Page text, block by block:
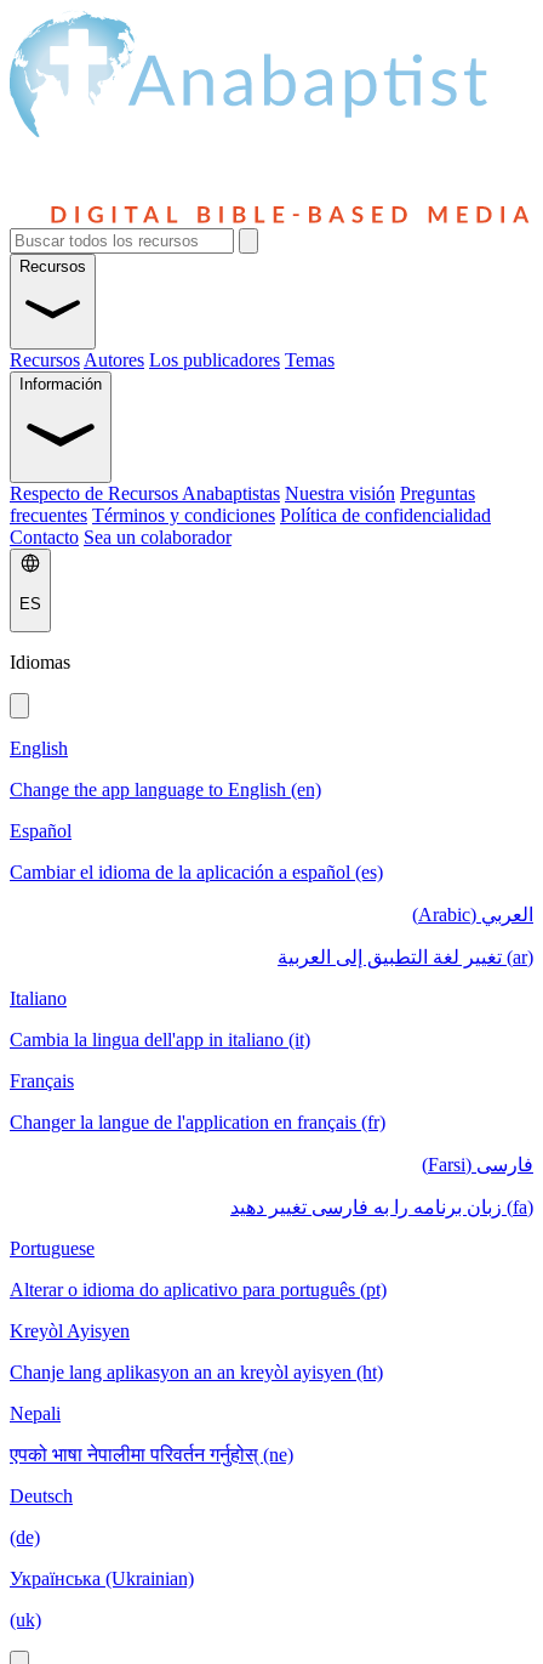
Recursos
Recursos Autores Los publicadores Temas
Información
Respecto de Recursos Anabaptistas Nuestra visión Preguntas
frecuentes Términos y condiciones Política de confidencialidad
Contacto Sea un colaborador
ES
Idiomas
English
Change the app language to English (en)
Español
Cambiar el idioma de la aplicación a español (es)
العربي (Arabic)
(ar) تغيير لغة التطبيق إلى العربية
Italiano
Cambia la lingua dell'app in italiano (it)
Français
Changer la langue de l'application en français (fr)
فارسی (Farsi)
(fa) زبان برنامه را به فارسی تغییر دهید
Portuguese
Alterar o idioma do aplicativo para português (pt)
Kreyòl Ayisyen
Chanje lang aplikasyon an an kreyòl ayisyen (ht)
Nepali
एपको भाषा नेपालीमा परिवर्तन गर्नुहोस् (ne)
Deutsch
(de)
Українська (Ukrainian)
(uk)